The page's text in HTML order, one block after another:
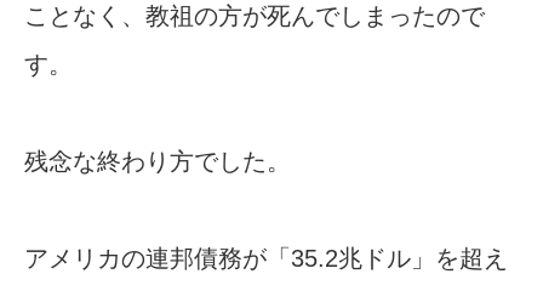
ことなく、教祖の方が死んでしまったので
す。
残念な終わり方でした。
アメリカの連邦債務が「35.2兆ドル」を超え